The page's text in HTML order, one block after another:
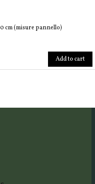
cm (misure pannello)
Add to cart